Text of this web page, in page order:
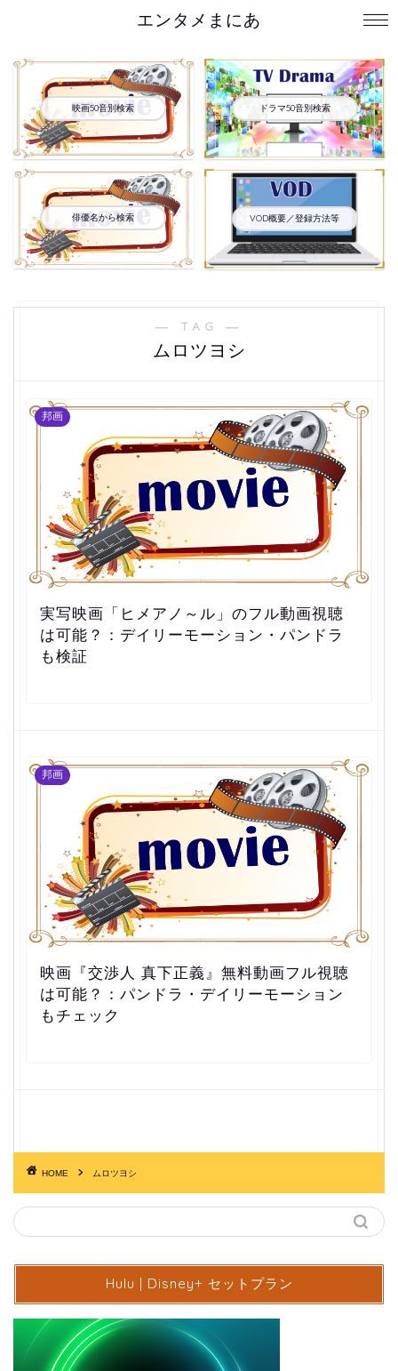
エンタメまにあ
映画50音別検索 ドラマ50音別検索
俳優名から検索 VOD概要／登録方法等
― TAG ―
ムロツヨシ
邦画
実写映画「ヒメアノ～ル」のフル動画視聴
は可能？：デイリーモーション・パンドラ
も検証
邦画
映画『交渉人 真下正義』無料動画フル視聴
は可能？：パンドラ・デイリーモーション
もチェック
HOME ムロツヨシ
Hulu | Disney+ セットプラン